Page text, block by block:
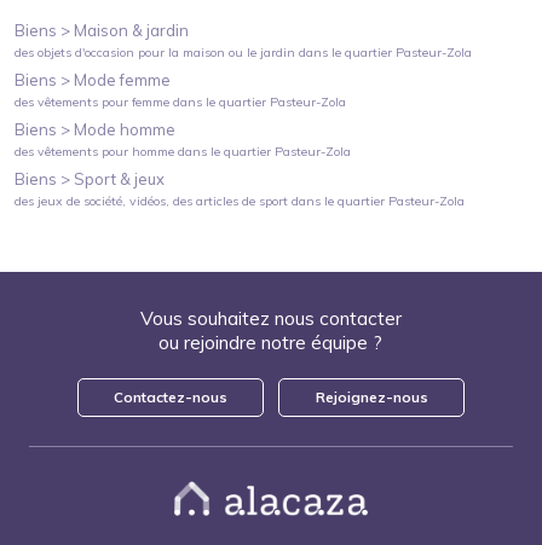
Biens > Maison & jardin
des objets d'occasion pour la maison ou le jardin dans le quartier Pasteur-Zola
Biens > Mode femme
des vêtements pour femme dans le quartier Pasteur-Zola
Biens > Mode homme
des vêtements pour homme dans le quartier Pasteur-Zola
Biens > Sport & jeux
des jeux de société, vidéos, des articles de sport dans le quartier Pasteur-Zola
Vous souhaitez nous contacter
ou rejoindre notre équipe ?
Contactez-nous Rejoignez-nous